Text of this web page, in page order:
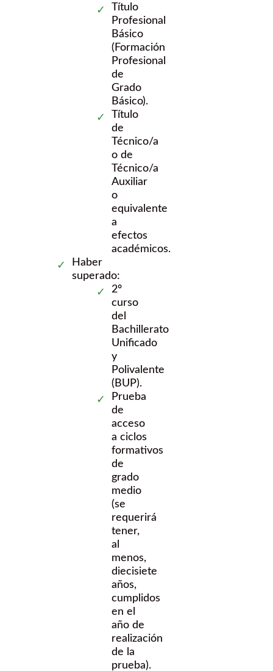
Título
Profesional
Básico
(Formación
Profesional
de
Grado
Básico).
Título
de
Técnico/a
o de
Técnico/a
Auxiliar
o
equivalente
a
efectos
académicos.
Haber
superado:
2º
curso
del
Bachillerato
Unificado
y
Polivalente
(BUP).
Prueba
de
acceso
a ciclos
formativos
de
grado
medio
(se
requerirá
tener,
al
menos,
diecisiete
años,
cumplidos
en el
año de
realización
de la
prueba).